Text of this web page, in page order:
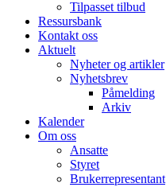
Tilpasset tilbud
Ressursbank
Kontakt oss
Aktuelt
Nyheter og artikler
Nyhetsbrev
Påmelding
Arkiv
Kalender
Om oss
Ansatte
Styret
Brukerrepresentant